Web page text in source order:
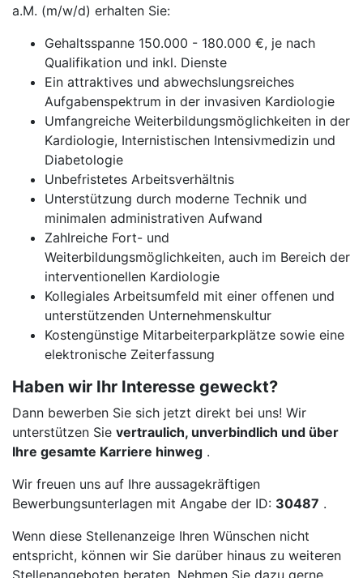
a.M. (m/w/d) erhalten Sie:
Gehaltsspanne 150.000 - 180.000 €, je nach
Qualifikation und inkl. Dienste
Ein attraktives und abwechslungsreiches
Aufgabenspektrum in der invasiven Kardiologie
Umfangreiche Weiterbildungsmöglichkeiten in der
Kardiologie, Internistischen Intensivmedizin und
Diabetologie
Unbefristetes Arbeitsverhältnis
Unterstützung durch moderne Technik und
minimalen administrativen Aufwand
Zahlreiche Fort- und
Weiterbildungsmöglichkeiten, auch im Bereich der
interventionellen Kardiologie
Kollegiales Arbeitsumfeld mit einer offenen und
unterstützenden Unternehmenskultur
Kostengünstige Mitarbeiterparkplätze sowie eine
elektronische Zeiterfassung
Haben wir Ihr Interesse geweckt?
Dann bewerben Sie sich jetzt direkt bei uns! Wir
unterstützen Sie vertraulich, unverbindlich und über
Ihre gesamte Karriere hinweg .
Wir freuen uns auf Ihre aussagekräftigen
Bewerbungsunterlagen mit Angabe der ID: 30487 .
Wenn diese Stellenanzeige Ihren Wünschen nicht
entspricht, können wir Sie darüber hinaus zu weiteren
Stellenangeboten beraten. Nehmen Sie dazu gerne